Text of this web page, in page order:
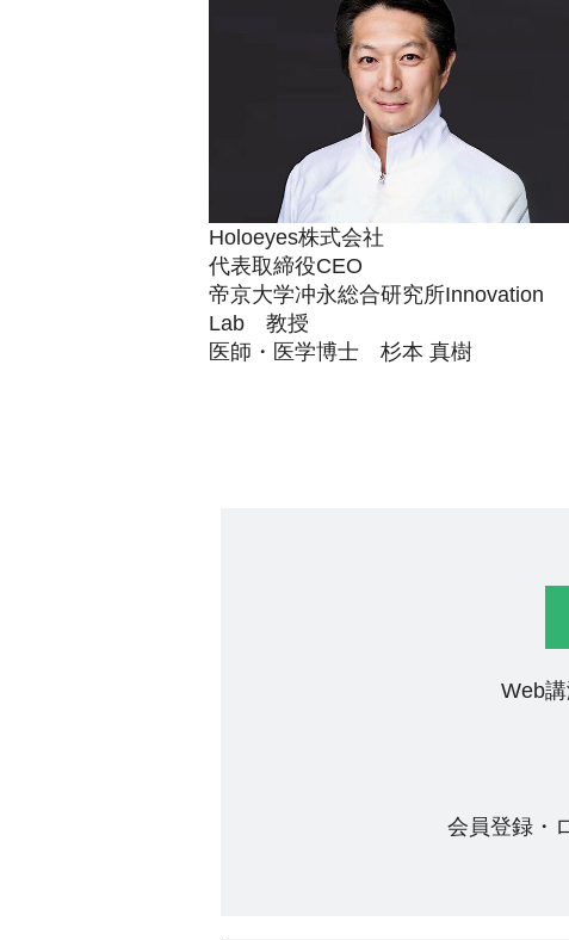
Holoeyes株式会社
代表取締役CEO
帝京大学冲永総合研究所Innovation
Lab 教授
医師・医学博士 杉本 真樹
Web
会員登録・